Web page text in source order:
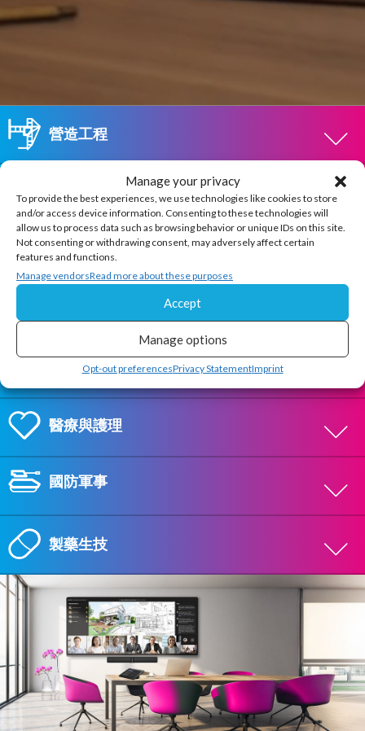
Manage your privacy
To provide the best experiences, we use technologies like cookies to store
and/or access device information. Consenting to these technologies will
allow us to process data such as browsing behavior or unique IDs on this site.
Not consenting or withdrawing consent, may adversely affect certain
features and functions.
Manage vendorsRead more about these purposes
Accept
Manage options
Opt-out preferencesPrivacy StatementImprint
營造工程
智慧建造，高效施工
利用專為建築團隊設計的顯示解決方案，確保您的專案進
度符合預期。
從審閱數位藍圖到現場即時協作，Avocor 顯示器能幫助
您簡化工作流程、減少錯誤，並提升辦公室與工地現場之
間的溝通效率。
企業商務
轉型工作協作，驅動創新效率
Avocor 顯示解決方案專為現代商業設計，助您大幅提升
生產力，催生無限創新。從董事會會議室、靈活的討論區
（Huddle Space），到虛實整合的混合式會議，Avocor
顯示器讓您的團隊能夠流暢連線、高效集思廣益，並快速
做出優質決策。
法庭與法律
提升法務效能，掌控關鍵細節
藉由 Avocor 顯示技術，您可以更有效地展示證據、分析
案件材料，並精準處理所有法務工作。這套專為法律領域
打造的解決方案，能簡化訴訟程序，提高全體參與度，並
確保所有重要細節都能被清楚呈現與掌握。
升級教育，提升學習體驗
使用專為現代教室與演講廳設計的直覺式顯示解決方案，
讓學習變得更具互動性。Avocor 助力教育工作者輕鬆提
政府公共服務
公共空間的智慧解決方案
從議會廳到指揮中心，Avocor 的顯示器皆能支持清晰的
溝通與高效決策。我們的顯示解決方案專為應對政府和公
共部門的嚴苛要求而設計，幫助團隊無縫共享關鍵資訊、
流暢舉行會議，並有效銜接實體及遠程的參與。
醫療與護理
連接護理團隊、病患與數據
利用專為醫療保健設計的顯示解決方案，改善決策制定並
從遠程醫療、醫學培訓，到團隊晨會（Team Huddles）和
病患教育，Avocor 的創新技術在每個護理環境中都能支
持無縫溝通與協作。
國防軍事
任務就緒型技術
Avocor 顯示器專為軍事行動的嚴苛需求而設計，強力支
持安全通訊、戰略規劃和即時數據可視化。
無論是在指揮中心、訓練設施或野外作業中，我們的技術
解決方案都能幫助團隊掌握最新情報，並精準地採取行
動。
製藥生技
助力醫藥突破性進展
從研究實驗室到企業董事會，Avocor 的顯示器能幫助製
藥團隊加速新藥發現、簡化協作流程，並更快地將改變生
命的治療方案推向市場。
利用 Avocor 的顯示解決方案，您可以提升溝通效率、將
複雜數據可視化，並驅動更明智的決策制定。